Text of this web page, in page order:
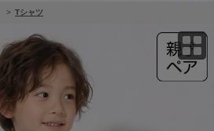
> Tシャツ